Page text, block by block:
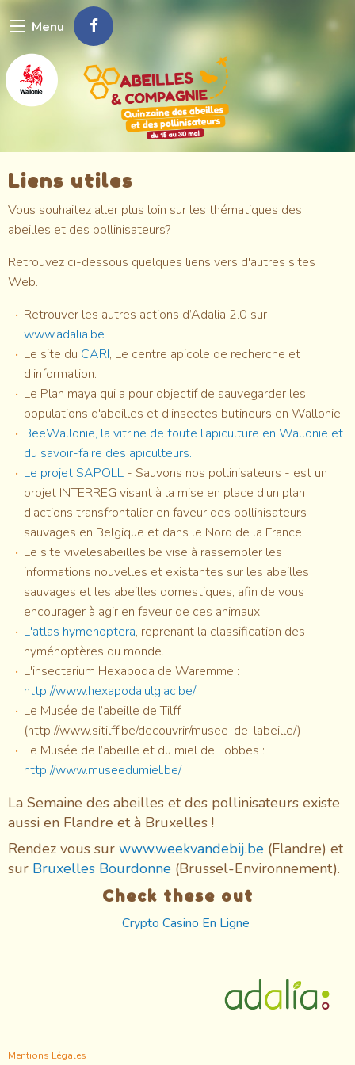
au
principal
Menu
Liens utiles
Vous souhaitez aller plus loin sur les thématiques des
abeilles et des pollinisateurs?
Retrouvez ci-dessous quelques liens vers d'autres sites
Web.
Retrouver les autres actions d’Adalia 2.0 sur
www.adalia.be
Le site du CARI, Le centre apicole de recherche et
d’information.
Le Plan maya qui a pour objectif de sauvegarder les
populations d'abeilles et d'insectes butineurs en Wallonie.
BeeWallonie, la vitrine de toute l'apiculture en Wallonie et
du savoir-faire des apiculteurs.
Le projet SAPOLL - Sauvons nos pollinisateurs - est un
projet INTERREG visant à la mise en place d'un plan
d'actions transfrontalier en faveur des pollinisateurs
sauvages en Belgique et dans le Nord de la France.
Le site vivelesabeilles.be vise à rassembler les
informations nouvelles et existantes sur les abeilles
sauvages et les abeilles domestiques, afin de vous
encourager à agir en faveur de ces animaux
L'atlas hymenoptera, reprenant la classification des
hyménoptères du monde.
L'insectarium Hexapoda de Waremme :
http://www.hexapoda.ulg.ac.be/
Le Musée de l’abeille de Tilff
(http://www.sitilff.be/decouvrir/musee-de-labeille/)
Le Musée de l’abeille et du miel de Lobbes :
http://www.museedumiel.be/
La Semaine des abeilles et des pollinisateurs existe
aussi en Flandre et à Bruxelles !
Rendez vous sur www.weekvandebij.be (Flandre) et
sur Bruxelles Bourdonne (Brussel-Environnement).
Check these out
Crypto Casino En Ligne
Footer
Mentions Légales